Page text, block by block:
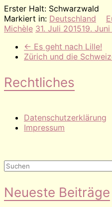
Erster Halt: Schwarzwald
Markiert in: Deutschland
Michèle 31. Juli 201519.
← Es geht nach Lille!
Zürich und die
Rechtliches
Datenschutzerklärung
Impressum
Neueste Beiträge